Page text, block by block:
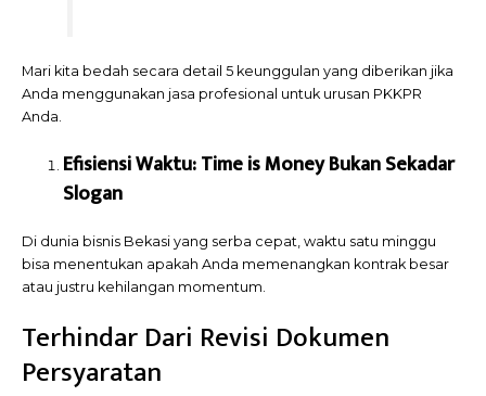
Mari kita bedah secara detail 5 keunggulan yang diberikan jika
Anda menggunakan jasa profesional untuk urusan PKKPR
Anda.
Efisiensi Waktu: Time is Money Bukan Sekadar
Slogan
Di dunia bisnis Bekasi yang serba cepat, waktu satu minggu
bisa menentukan apakah Anda memenangkan kontrak besar
atau justru kehilangan momentum.
Terhindar Dari Revisi Dokumen
Persyaratan